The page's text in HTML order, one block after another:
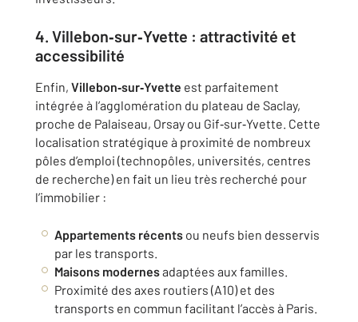
4. Villebon‑sur‑Yvette : attractivité et
accessibilité
Enfin, Villebon‑sur‑Yvette est parfaitement
intégrée à l’agglomération du plateau de Saclay,
proche de Palaiseau, Orsay ou Gif‑sur‑Yvette. Cette
localisation stratégique à proximité de nombreux
pôles d’emploi (technopôles, universités, centres
de recherche) en fait un lieu très recherché pour
l’immobilier :
Appartements récents ou neufs bien desservis
par les transports.
Maisons modernesadaptées aux familles.
Proximité des axes routiers (A10) et des
transports en commun facilitant l’accès à Paris.